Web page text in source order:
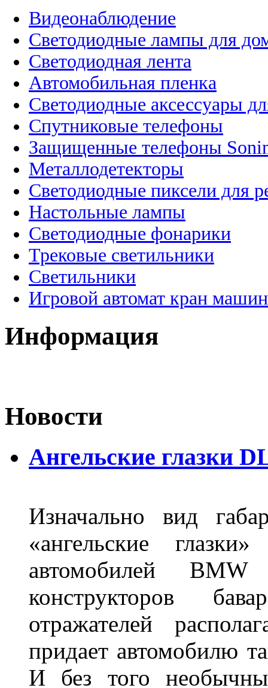
Видеонаблюдение
Светодиодные лампы для
Светодиодная лента
Автомобильная пленка
Светодиодные аксессуары
Спутниковые телефоны
Защищенные телефоны
Металлодетекторы
Светодиодные пиксели для
Настольные лампы
Светодиодные фонарики
Трековые светильники
Светильники
Игровой автомат кран
Информация
Новости
Ангельские глазки
Изначально вид
«ангельские
автомобилей
конструкторов
отражателей
придает автомобилю
И без того